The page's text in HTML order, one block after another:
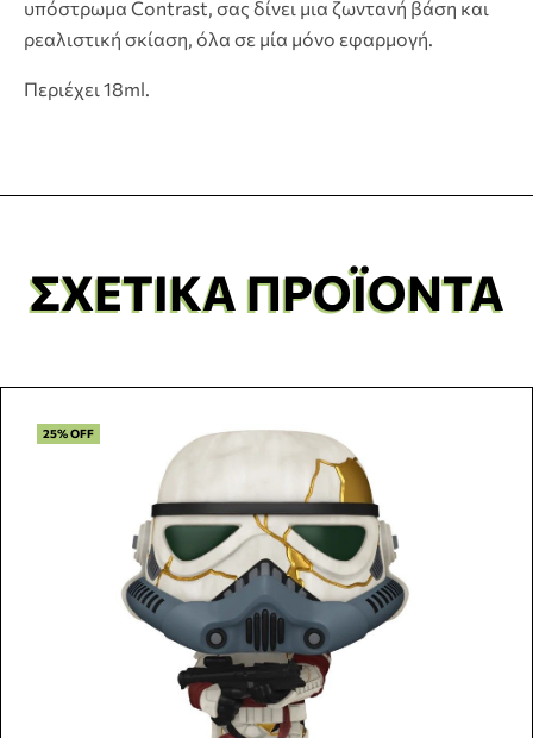
υπόστρωμα Contrast, σας δίνει μια ζωντανή βάση και
ρεαλιστική σκίαση, όλα σε μία μόνο εφαρμογή.
Περιέχει 18ml.
ΣΧΕΤΙΚΆ ΠΡΟΪΌΝΤΑ
25% OFF